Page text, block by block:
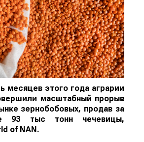
месяцев этого года аграрии
масштабный прорыв
зернобобовых, продав за
93 тыс тонн чечевицы,
of NAN .